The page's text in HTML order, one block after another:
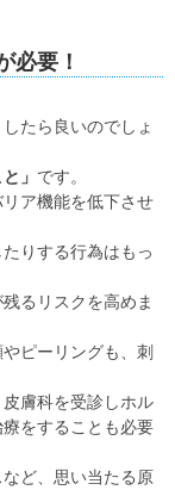
必要！
たら良いのでしょ
」 です。
ア機能を低下させ
りする行為はもっ
るリスクを高めま
ピーリングも、刺
膚科を受診しホル
をすることも必要
ど、思い当たる原